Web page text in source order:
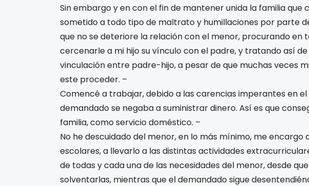
Sin embargo y en con el fin de mantener unida la familia que
sometido a todo tipo de maltrato y humillaciones por parte
que no se deteriore la relación con el menor, procurando en
cercenarle a mi hijo su vínculo con el padre, y tratando así
vinculación entre padre-hijo, a pesar de que muchas veces
este proceder. –
Comencé a trabajar, debido a las carencias imperantes en el
demandado se negaba a suministrar dinero. Así es que
familia, como servicio doméstico. –
No he descuidado del menor, en lo más mínimo, me encargo
escolares, a llevarlo a las distintas actividades
de todas y cada una de las necesidades del menor, desde
solventarlas, mientras que el demandado sigue